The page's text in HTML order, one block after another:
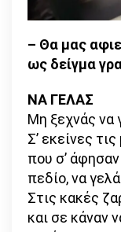
– Θα μας
ως δείγμα
ΝΑ ΓΕΛΑΣ
Μη ξεχνάς να
Σ’ εκείνες
που σ’
πεδίο, να
Στις κακές
και σε κάναν